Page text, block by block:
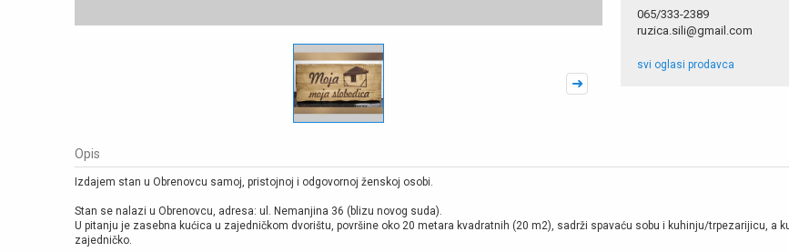
065/333-2389
ruzica.sili@gmail.com
svi oglasi prodavca
Opis
Izdajem stan u Obrenovcu samoj, pristojnoj i odgovornoj ženskoj osobi.
Stan se nalazi u Obrenovcu, adresa: ul. Nemanjina 36 (blizu novog suda).
U pitanju je zasebna kućica u zajedničkom dvorištu, površine oko 20 metara kvadratnih (20 m2), sadrži spavaću sobu i kuhinju/trpezarijicu, a
zajedničko.